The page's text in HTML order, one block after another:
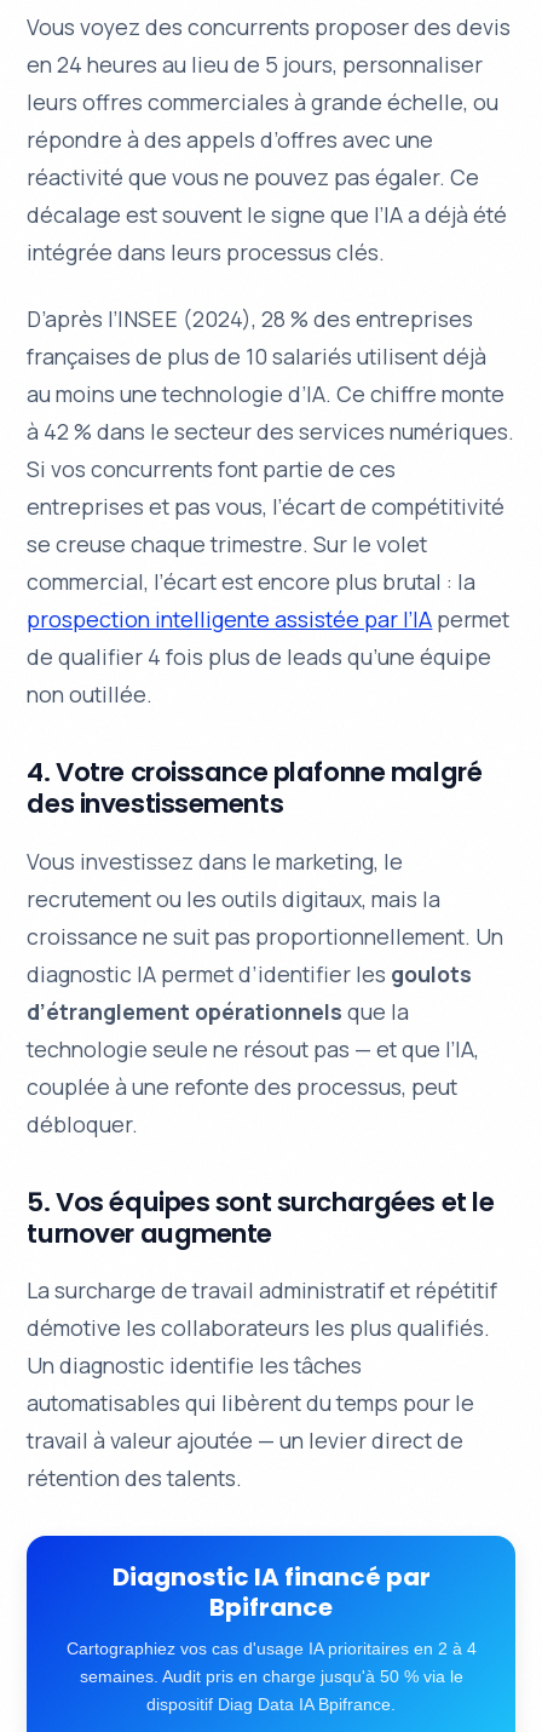
Vous voyez des concurrents proposer des devis
en 24 heures au lieu de 5 jours, personnaliser
leurs offres commerciales à grande échelle, ou
répondre à des appels d’offres avec une
réactivité que vous ne pouvez pas égaler. Ce
décalage est souvent le signe que l’IA a déjà été
intégrée dans leurs processus clés.
D’après l’INSEE (2024), 28 % des entreprises
françaises de plus de 10 salariés utilisent déjà
au moins une technologie d’IA. Ce chiffre monte
à 42 % dans le secteur des services numériques.
Si vos concurrents font partie de ces
entreprises et pas vous, l’écart de compétitivité
se creuse chaque trimestre. Sur le volet
commercial, l’écart est encore plus brutal : la
prospection intelligente assistée par l’IA permet
de qualifier 4 fois plus de leads qu’une équipe
non outillée.
4. Votre croissance plafonne malgré
des investissements
Vous investissez dans le marketing, le
recrutement ou les outils digitaux, mais la
croissance ne suit pas proportionnellement. Un
diagnostic IA permet d’identifier les goulots
d’étranglement opérationnels que la
technologie seule ne résout pas — et que l’IA,
couplée à une refonte des processus, peut
débloquer.
5. Vos équipes sont surchargées et le
turnover augmente
La surcharge de travail administratif et répétitif
démotive les collaborateurs les plus qualifiés.
Un diagnostic identifie les tâches
automatisables qui libèrent du temps pour le
travail à valeur ajoutée — un levier direct de
rétention des talents.
Diagnostic IA financé par
Bpifrance
Cartographiez vos cas d'usage IA prioritaires en 2 à 4
semaines. Audit pris en charge jusqu'à 50 % via le
dispositif Diag Data IA Bpifrance.